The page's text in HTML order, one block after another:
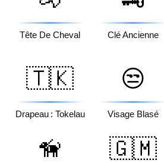
Tête De Cheval Clé Ancienne
🇹🇰
Drapeau : Tokelau
😒
Visage Blasé
🦮 🇬🇲